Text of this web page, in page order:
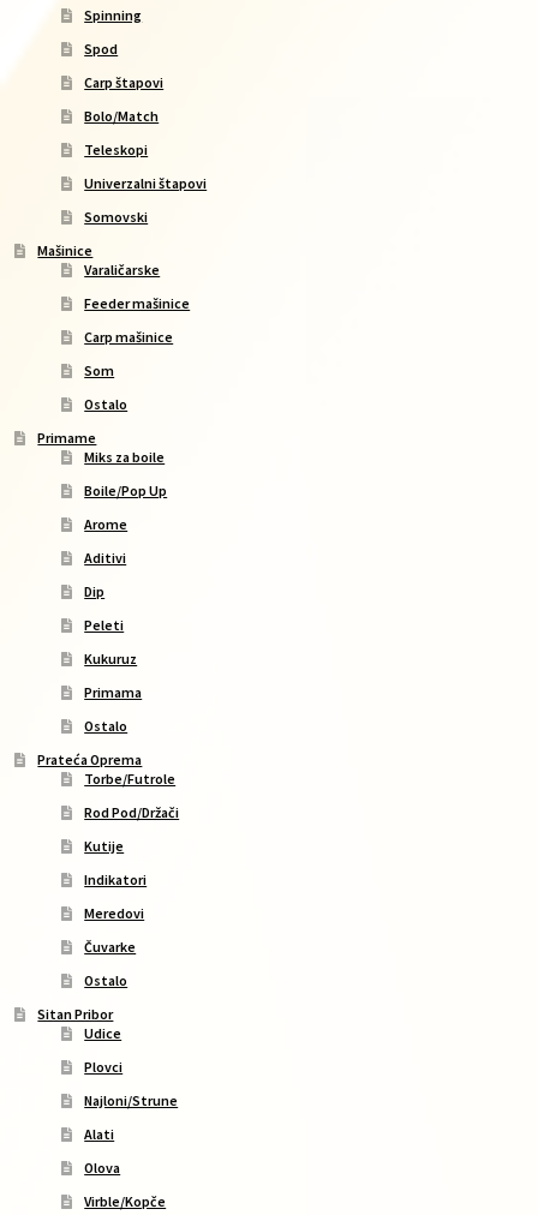
Spinning
Spod
Carp štapovi
Bolo/Match
Teleskopi
Univerzalni štapovi
Somovski
Mašinice
Varaličarske
Feeder mašinice
Carp mašinice
Som
Ostalo
Primame
Miks za boile
Boile/Pop Up
Arome
Aditivi
Dip
Peleti
Kukuruz
Primama
Ostalo
Prateća Oprema
Torbe/Futrole
Rod Pod/Držači
Kutije
Indikatori
Meredovi
Čuvarke
Ostalo
Sitan Pribor
Udice
Plovci
Najloni/Strune
Alati
Olova
Virble/Kopče